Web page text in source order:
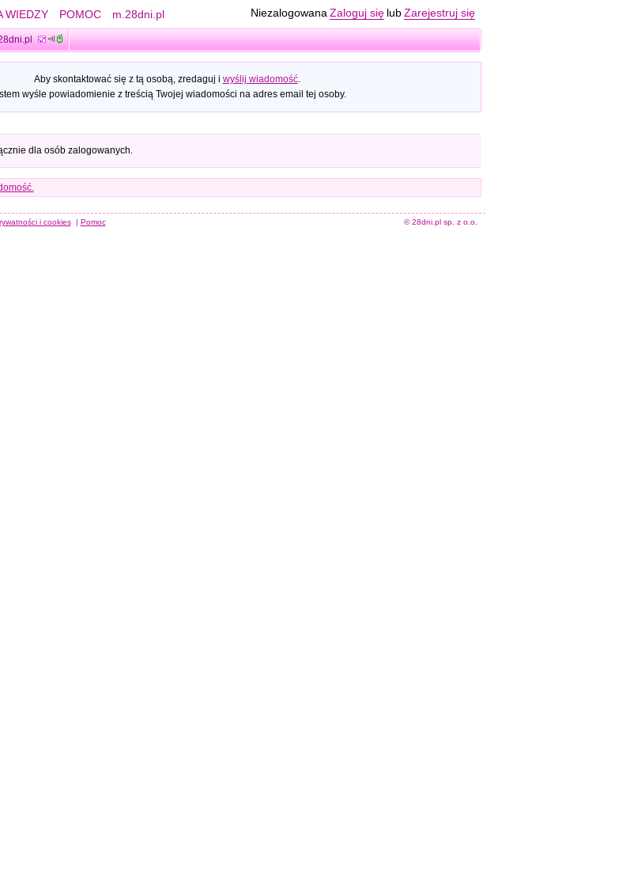
WIEDZY POMOC m.28dni.pl Niezalogowana Zaloguj się lub Zarejestruj się
Aby skontaktować się z tą osobą, zredaguj i wyślij wiadomość.
wyśle powiadomienie z treścią Twojej wiadomości na adres email tej osoby.
dla osób zalogowanych.
i cookies | Pomoc © 28dni.pl sp. z o.o.